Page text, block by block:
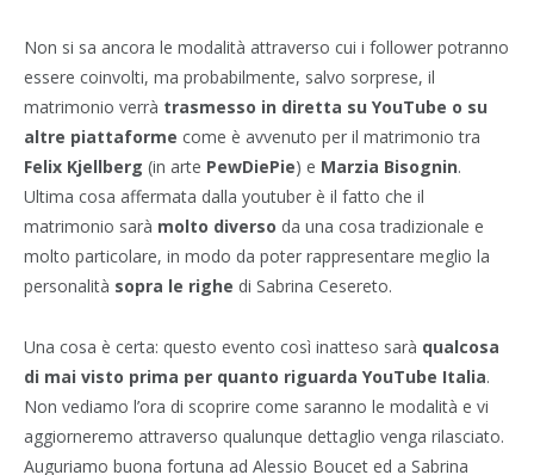
Non si sa ancora le modalità attraverso cui i follower potranno
essere coinvolti, ma probabilmente, salvo sorprese, il
matrimonio verrà trasmesso in diretta su YouTube o su
altre piattaforme come è avvenuto per il matrimonio tra
Felix Kjellberg (in arte PewDiePie) e Marzia Bisognin.
Ultima cosa affermata dalla youtuber è il fatto che il
matrimonio sarà molto diverso da una cosa tradizionale e
molto particolare, in modo da poter rappresentare meglio la
personalità sopra le righe di Sabrina Cesereto.
Una cosa è certa: questo evento così inatteso sarà qualcosa
di mai visto prima per quanto riguarda YouTube Italia.
Non vediamo l’ora di scoprire come saranno le modalità e vi
aggiorneremo attraverso qualunque dettaglio venga rilasciato.
Auguriamo buona fortuna ad Alessio Boucet ed a Sabrina